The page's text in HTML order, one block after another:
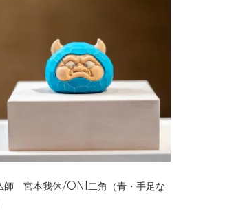
師 宮本我休/ONI二角（青・手足な